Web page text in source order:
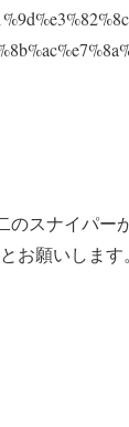
スナイパー
お願いします。